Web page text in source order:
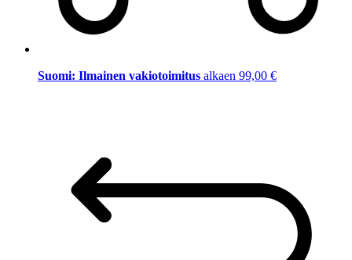
Suomi: Ilmainen vakiotoimitus alkaen 99,00 €